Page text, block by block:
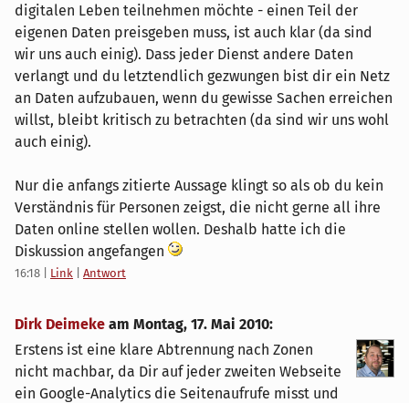
digitalen Leben teilnehmen möchte - einen Teil der
eigenen Daten preisgeben muss, ist auch klar (da sind
wir uns auch einig). Dass jeder Dienst andere Daten
verlangt und du letztendlich gezwungen bist dir ein Netz
an Daten aufzubauen, wenn du gewisse Sachen erreichen
willst, bleibt kritisch zu betrachten (da sind wir uns wohl
auch einig).
Nur die anfangs zitierte Aussage klingt so als ob du kein
Verständnis für Personen zeigst, die nicht gerne all ihre
Daten online stellen wollen. Deshalb hatte ich die
Diskussion angefangen
16:18 Link Antwort
Dirk Deimeke am Montag, 17. Mai 2010:
Erstens ist eine klare Abtrennung nach Zonen
nicht machbar, da Dir auf jeder zweiten Webseite
ein Google-Analytics die Seitenaufrufe misst und